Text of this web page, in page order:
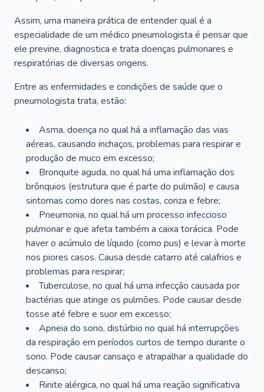
Assim, uma maneira prática de entender qual é a
especialidade de um médico pneumologista é pensar que
ele previne, diagnostica e trata doenças pulmonares e
respiratórias de diversas origens.
Entre as enfermidades e condições de saúde que o
pneumologista trata, estão:
Asma, doença no qual há a inflamação das vias
aéreas, causando inchaços, problemas para respirar e
produção de muco em excesso;
Bronquite aguda, no qual há uma inflamação dos
brônquios (estrutura que é parte do pulmão) e causa
sintomas como dores nas costas, coriza e febre;
Pneumonia, no qual há um processo infeccioso
pulmonar e que afeta também a caixa torácica. Pode
haver o acúmulo de líquido (como pus) e levar à morte
nos piores casos. Causa desde catarro até calafrios e
problemas para respirar;
Tuberculose, no qual há uma infecção causada por
bactérias que atinge os pulmões. Pode causar desde
tosse até febre e suor em excesso;
Apneia do sono, distúrbio no qual há interrupções
da respiração em períodos curtos de tempo durante o
sono. Pode causar cansaço e atrapalhar a qualidade do
descanso;
Rinite alérgica, no qual há uma reação significativa